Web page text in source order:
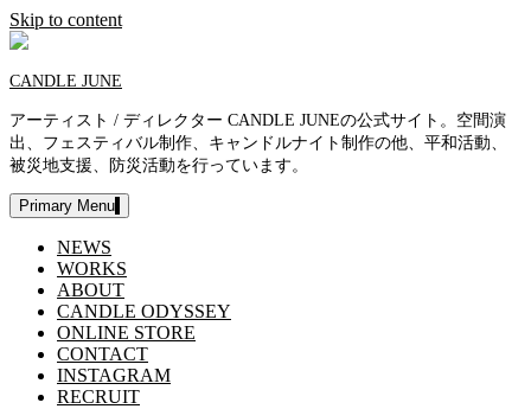
Skip to content
CANDLE JUNE
アーティスト / ディレクター CANDLE JUNEの公式サイト。空間演
出、フェスティバル制作、キャンドルナイト制作の他、平和活動、
被災地支援、防災活動を行っています。
Primary Menu
NEWS
WORKS
ABOUT
CANDLE ODYSSEY
ONLINE STORE
CONTACT
INSTAGRAM
RECRUIT